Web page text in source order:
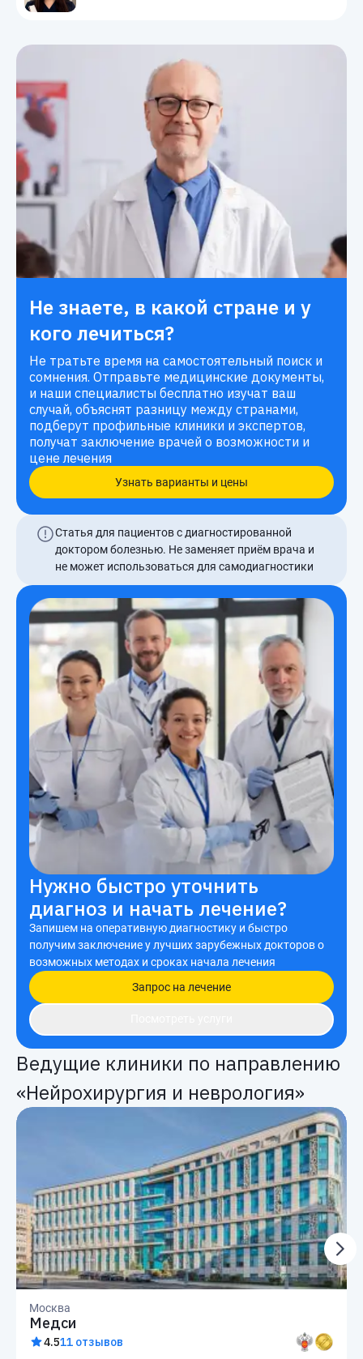
Не знаете, в какой стране и у
кого лечиться?
Не тратьте время на самостоятельный поиск и
сомнения. Отправьте медицинские документы,
и наши специалисты бесплатно изучат ваш
случай, объяснят разницу между странами,
подберут профильные клиники и экспертов,
получат заключение врачей о возможности и
цене лечения
Узнать варианты и цены
Статья для пациентов с диагностированной
доктором болезнью. Не заменяет приём врача и
не может использоваться для самодиагностики
Нужно быстро уточнить
диагноз и начать лечение?
Запишем на оперативную диагностику и быстро
получим заключение у лучших зарубежных докторов о
возможных методах и сроках начала лечения
Запрос на лечение
Ведущие клиники по направлению
«Нейрохирургия и неврология»
Москва
Медси
4.511 отзывов